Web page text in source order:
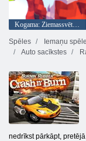
Spēles
Iemaņu
Auto sacīkstes
nedrīkst pārkāpt,